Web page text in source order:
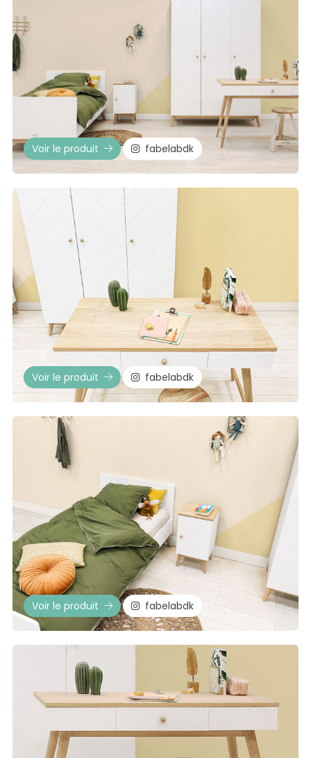
Voir le produit fabelabdk
Voir le produit fabelabdk
Voir le produit fabelabdk